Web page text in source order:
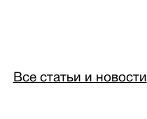
Все статьи и новости